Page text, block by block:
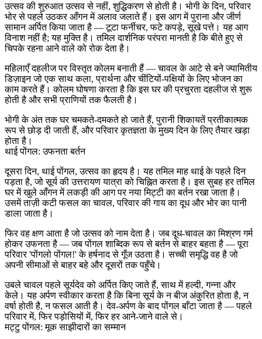
उत्सव की शुरुआत उत्सव से नहीं, शुद्धिकरण से होती है। भोगी के दिन, परिवार
भोर से पहले उठकर आँगन में अलाव जलाते हैं। इस आग में पुराना और जीर्ण
सामान अर्पित किया जाता है — टूटा फर्नीचर, फटे कपड़े, सूखे पत्ते। यह आग
विनाश नहीं है; यह मुक्ति है। तमिल दार्शनिक परंपरा मानती है कि बीते हुए से
चिपके रहना आने वाले को रोक देता है।
महिलाएँ दहलीज पर विस्तृत कोलम बनाती हैं — चावल के आटे से बने ज्यामितीय
डिज़ाइन जो एक साथ कला, प्रार्थना और चींटियों-पक्षियों के लिए भोजन का
काम करते हैं। कोलम घोषणा करता है कि इस घर की प्रचुरता दहलीज से शुरू
होती है और सभी प्राणियों तक फैलती है।
भोगी के अंत तक घर चमकते-दमकते हो जाते हैं, पुरानी शिकायतें प्रतीकात्मक
रूप से छोड़ दी जाती हैं, और परिवार कृतज्ञता के मुख्य दिन के लिए तैयार खड़ा
होता है।
थाई पोंगल: उफनता बर्तन
दूसरा दिन, थाई पोंगल, उत्सव का हृदय है। यह तमिल माह थाई के पहले दिन
पड़ता है, जो सूर्य की उत्तरायण यात्रा को चिह्नित करता है। इस सुबह हर तमिल
घर में खुले आँगन में लकड़ी की आग पर नया मिट्टी का बर्तन रखा जाता है।
उसमें ताज़ी कटी फसल का चावल, परिवार की गाय का दूध और भोर का पानी
डाला जाता है।
फिर वह क्षण आता है जो उत्सव को नाम देता है। जब दूध-चावल का मिश्रण गर्म
होकर उफनता है — जब पोंगल शाब्दिक रूप से बर्तन से बाहर बहता है — पूरा
परिवार 'पोंगलो पोंगल!' के हर्षनाद से गूँज उठता है। सच्ची समृद्धि वह है जो
अपनी सीमाओं से बाहर बहे और दूसरों तक पहुँचे।
उबले चावल पहले सूर्यदेव को अर्पित किए जाते हैं, साथ में हल्दी, गन्ना और
केले। यह अर्पण स्वीकार करता है कि बिना सूर्य के न बीज अंकुरित होता है, न
वर्षा होती है, न फसल आती है। देव-अर्पण के बाद पोंगल बाँटा जाता है — पहले
परिवार में, फिर पड़ोसियों में, फिर हर आने-जाने वाले से।
मट्टु पोंगल: मूक साझीदारों का सम्मान